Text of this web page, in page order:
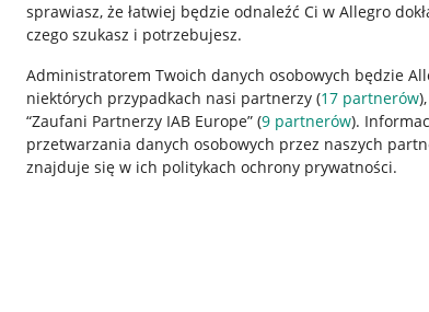
sprawiasz, że łatwiej będzie odnaleźć Ci w Allegro
czego szukasz i potrzebujesz.
Administratorem Twoich danych osobowych będzie
niektórych przypadkach nasi partnerzy (17 partnerów
“Zaufani Partnerzy IAB Europe” (9 partnerów).
przetwarzania danych osobowych przez naszych
znajduje się w ich politykach ochrony prywatności.
Przydatne informacje
Jak to działa
Napisz do nas
Allegro Gadane dla sprzedających